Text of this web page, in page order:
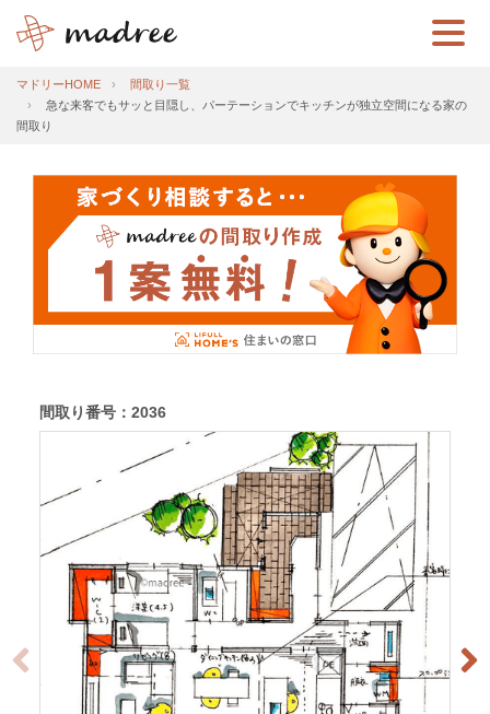
マドリーHOME
間取り一覧
急な来客でもサッと目隠し、パーテーションでキッチンが独立空間になる家の
間取り
間取り番号：2036